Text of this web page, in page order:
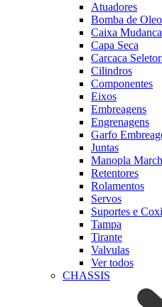
Atuadores
Bomba de Oleo
Caixa
Capa Seca
Carcaca
Cilindros
Componentes
Eixos
Embreagens
Engrenagens
Garfo
Juntas
Manopla
Retentores
Rolamentos
Servos
Suportes e
Tampa
Tirante
Valvulas
Ver todos
CHASSIS